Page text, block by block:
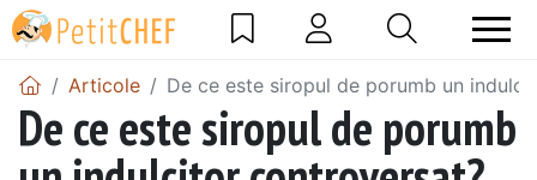
Articole De ce este siropul de porumb un
De ce este siropul de porumb